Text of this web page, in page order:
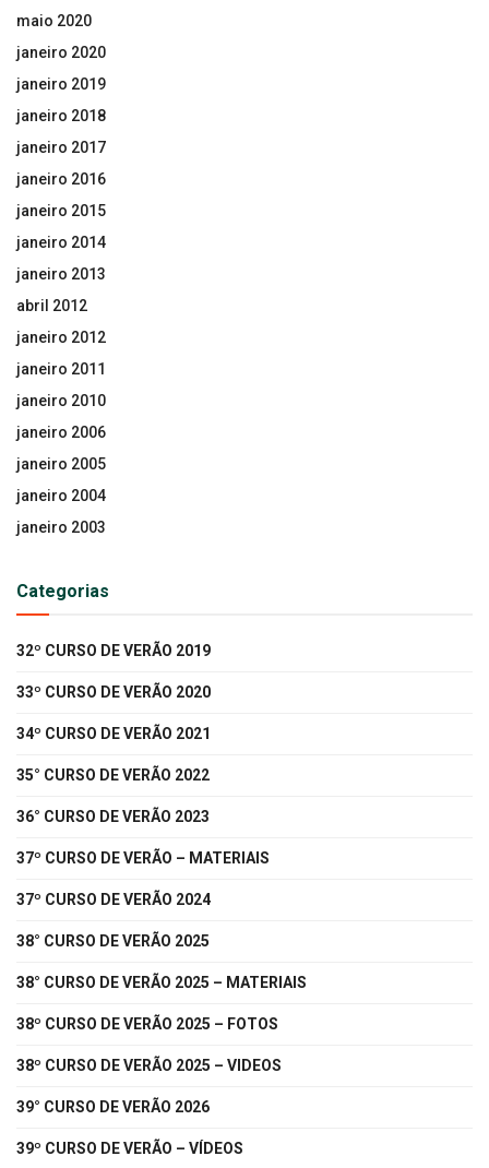
maio 2020
janeiro 2020
janeiro 2019
janeiro 2018
janeiro 2017
janeiro 2016
janeiro 2015
janeiro 2014
janeiro 2013
abril 2012
janeiro 2012
janeiro 2011
janeiro 2010
janeiro 2006
janeiro 2005
janeiro 2004
janeiro 2003
Categorias
32º CURSO DE VERÃO 2019
33º CURSO DE VERÃO 2020
34º CURSO DE VERÃO 2021
35° CURSO DE VERÃO 2022
36° CURSO DE VERÃO 2023
37º CURSO DE VERÃO – MATERIAIS
37º CURSO DE VERÃO 2024
38° CURSO DE VERÃO 2025
38° CURSO DE VERÃO 2025 – MATERIAIS
38º CURSO DE VERÃO 2025 – FOTOS
38º CURSO DE VERÃO 2025 – VIDEOS
39° CURSO DE VERÃO 2026
39º CURSO DE VERÃO – VÍDEOS